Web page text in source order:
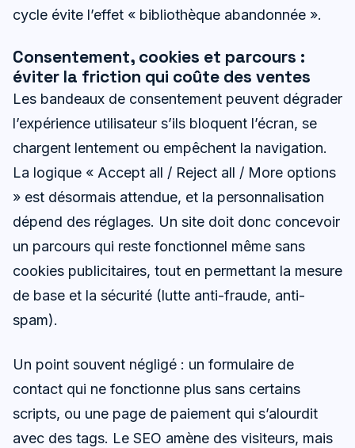
cycle évite l’effet « bibliothèque abandonnée ».
Consentement, cookies et parcours :
éviter la friction qui coûte des ventes
Les bandeaux de consentement peuvent dégrader
l’expérience utilisateur s’ils bloquent l’écran, se
chargent lentement ou empêchent la navigation.
La logique « Accept all / Reject all / More options
» est désormais attendue, et la personnalisation
dépend des réglages. Un site doit donc concevoir
un parcours qui reste fonctionnel même sans
cookies publicitaires, tout en permettant la mesure
de base et la sécurité (lutte anti-fraude, anti-
spam).
Un point souvent négligé : un formulaire de
contact qui ne fonctionne plus sans certains
scripts, ou une page de paiement qui s’alourdit
avec des tags. Le SEO amène des visiteurs, mais